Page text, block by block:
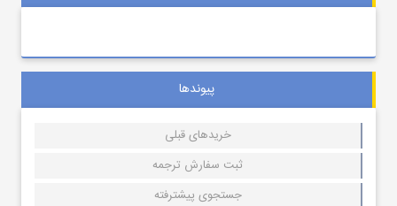
پیوندها
خریدهای قبلی
ثبت سفارش ترجمه
جستجوی پیشترفته